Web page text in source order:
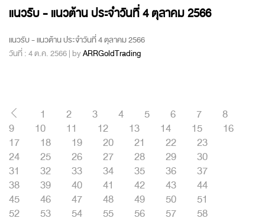
แนวรับ - แนวต้าน ประจำวันที่ 4 ตุลาคม 2566
แนวรับ - แนวต้าน ประจำวันที่ 4 ตุลาคม 2566
วันที่ : 4 ต.ค. 2566 | byARRGoldTrading
1 2 3 4 5 6 7
8
9
10 11 12 13 14 15
16
17
18 19 20 21 22
23
24
25 26 27 28 29
30
31
32 33 34 35 36
37
38
39 40 41 42 43
44
45
46 47 48 49 50
51
52
53 54 55 56 57
58